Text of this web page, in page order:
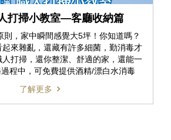
打掃小教室—客廳收納篇
則，家中瞬間感覺大5坪！你知道嗎？
來雜亂，還藏有許多細菌，勤消毒才
打掃，還你整潔、舒適的家，還能一
程中，可免費提供酒精/漂白水消毒
了解更多